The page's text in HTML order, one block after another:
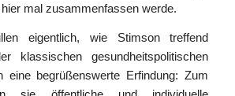
mal zusammenfassen werde.
eigentlich, wie Stimson treffend
klassischen gesundheitspolitischen
eine begrüßenswerte Erfindung: Zum